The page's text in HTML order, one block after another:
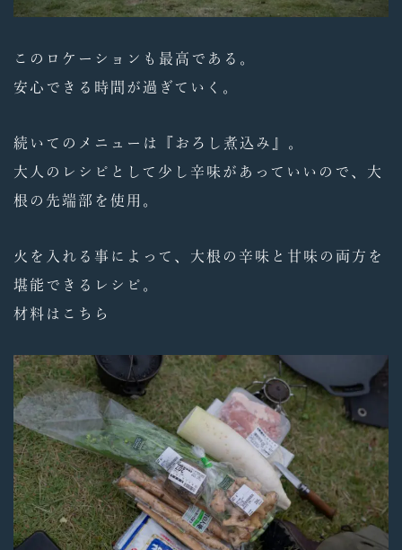
このロケーションも最高である。
安心できる時間が過ぎていく。
続いてのメニューは『おろし煮込み』。
大人のレシピとして少し辛味があっていいので、大
根の先端部を使用。
火を入れる事によって、大根の辛味と甘味の両方を
堪能できるレシピ。
材料はこちら